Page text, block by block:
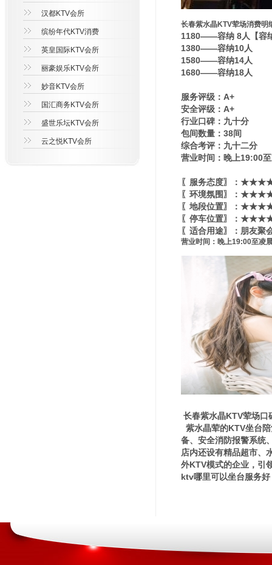
汉都KTV会所
缤纷年代KTV消费
英皇国际KTV会所
丽豪娱乐KTV会所
妙音KTV会所
国汇商务KTV会所
盛世乐坛KTV会所
云之悦KTV会所
长春紫水晶KTV荤场消费明
1180——容纳 8人【容
1380——容纳10人
1580——容纳14人
1680——容纳18人
服务评级：A+
安全评级：A+
行业口碑：九十分
包间数量：38间
综合考评：九十二分
营业时间：晚上19:00
〖服务态度〗：
〖环境氛围〗：
〖地段位置〗：
〖停车位置〗：
〖适合用途〗：朋友聚
营业时间：晚上19:00至凌
长春紫水晶KTV荤场口
紫水晶荤的KTV坐台
备、安全消防报警系统
店内还设有精品超市、
外KTV模式的企业，引
ktv哪里可以坐台服务